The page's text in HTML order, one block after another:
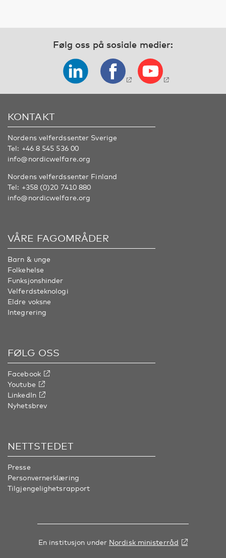
Følg oss på sosiale medier:
KONTAKT
Nordens velferdssenter Sverige
Tel: +46 8 545 536 00
info@nordicwelfare.org
Nordens velferdssenter Finland
Tel: +358 (0)20 7410 880
info@nordicwelfare.org
VÅRE FAGOMRÅDER
Barn & unge
Folkehelse
Funksjonshinder
Velferdsteknologi
Eldre voksne
Integrering
FØLG OSS
Facebook
Youtube
LinkedIn
Nyhetsbrev
NETTSTEDET
Presse
Personvernerklæring
Tilgjengelighetsrapport
En institusjon under Nordisk ministerråd